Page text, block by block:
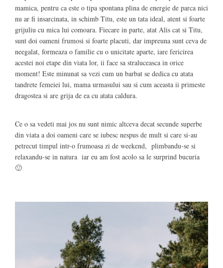
mamica, pentru ca este o tipa spontana plina de energie de parca nici
nu ar fi insarcinata, in schimb Titu, este un tata ideal, atent si foarte
grijuliu cu mica lui comoara. Fiecare in parte, atat Alis cat si Titu,
sunt doi oameni frumosi si foarte placuti, dar impreuna sunt ceva de
neegalat, formeaza o familie cu o unicitate aparte, iare fericirea
acestei noi etape din viata lor, ii face sa straluceasca in orice
moment! Este minunat sa vezi cum un barbat se dedica cu atata
tandrete femeiei lui, mama urmasului sau si cum aceasta ii primeste
dragostea si are grija de ea cu atata caldura.
Ce o sa vedeti mai jos nu sunt nimic altceva decat secunde superbe
din viata a doi oameni care se iubesc nespus de mult si care si-au
petrecut timpul intr-o frumoasa zi de weekend, plimbandu-se si
relaxandu-se in natura iar eu am fost acolo sa le surprind bucuria
🙂